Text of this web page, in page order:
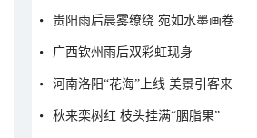
贵阳雨后晨雾缭绕 宛如水墨画卷
广西钦州雨后双彩虹现身
河南洛阳“花海”上线 美景引客来
秋来栾树红 枝头挂满“胭脂果”